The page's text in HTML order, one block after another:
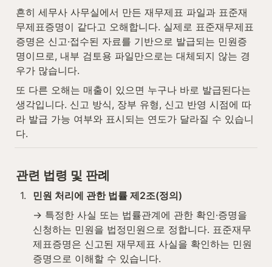
흔히 세무사 사무실에서 만든 재무제표 파일과 표준재
무제표증명이 같다고 오해합니다. 실제로 표준재무제표
증명은 신고·접수된 자료를 기반으로 발급되는 민원증
명이므로, 내부 검토용 파일만으로는 대체되지 않는 경
우가 많습니다.
또 다른 오해는 매출이 있으면 누구나 바로 발급된다는
생각입니다. 신고 방식, 장부 유형, 신고 반영 시점에 따
라 발급 가능 여부와 표시되는 연도가 달라질 수 있습니
다.
관련 법령 및 판례
1.
민원 처리에 관한 법률 제2조(정의)
→ 특정한 사실 또는 법률관계에 관한 확인·증명을
신청하는 민원을 법정민원으로 정합니다. 표준재무
제표증명은 신고된 재무제표 사실을 확인하는 민원
증명으로 이해할 수 있습니다.